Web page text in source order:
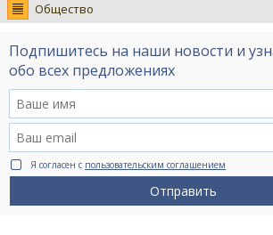
Общество
Новости
Интервью
Видео Ruso.TV
BCN life
Сервис на немецком
Подпишитесь на наши новости и
обо всех предложениях
Я согласен с пользовательским соглашением
Отправить